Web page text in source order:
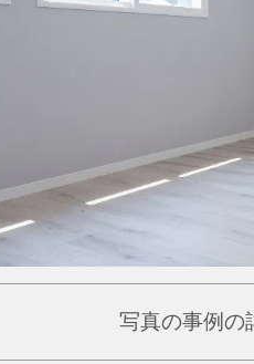
写真の事例の